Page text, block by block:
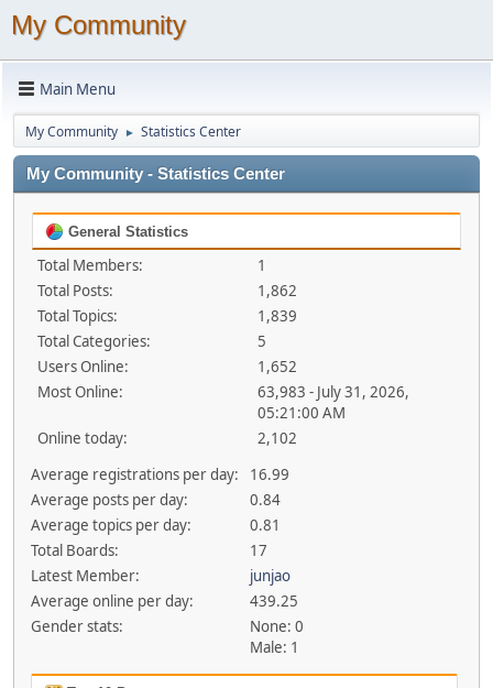
My Community
Main Menu
My Community ► Statistics Center
My Community - Statistics Center
General Statistics
Total Members:
1
Total Posts:
1,862
Total Topics:
1,839
Total Categories:
5
Users Online:
1,652
Most Online:
63,983 - July 31, 2026,
05:21:00 AM
Online today:
2,102
Average registrations per day:
16.99
Average posts per day:
0.84
Average topics per day:
0.81
Total Boards:
17
Latest Member:
junjao
Average online per day:
439.25
Gender stats:
None: 0
Male: 1